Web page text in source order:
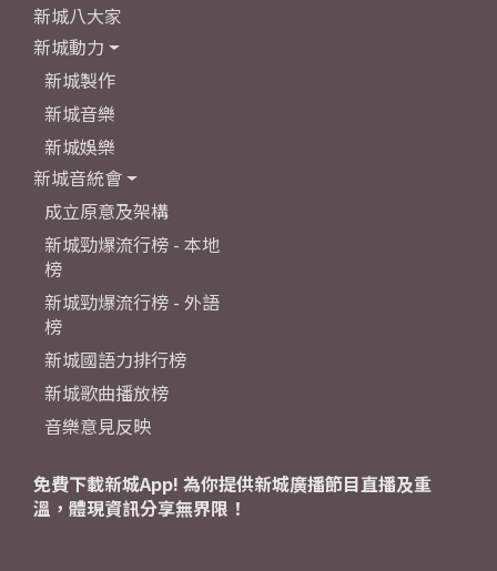
新城八大家
新城動力
新城製作
新城音樂
新城娛樂
新城音統會
成立原意及架構
新城勁爆流行榜 - 本地
榜
新城勁爆流行榜 - 外語
榜
新城國語力排行榜
新城歌曲播放榜
音樂意見反映
免費下載新城App! 為你提供新城廣播節目直播及重
溫，體現資訊分享無界限！